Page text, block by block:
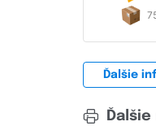
Ďalšie